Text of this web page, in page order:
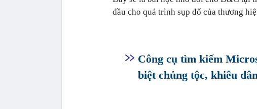
đầu cho quá trình sụp đổ của thương
Công cụ tìm kiếm
biệt chủng tộc, khiêu